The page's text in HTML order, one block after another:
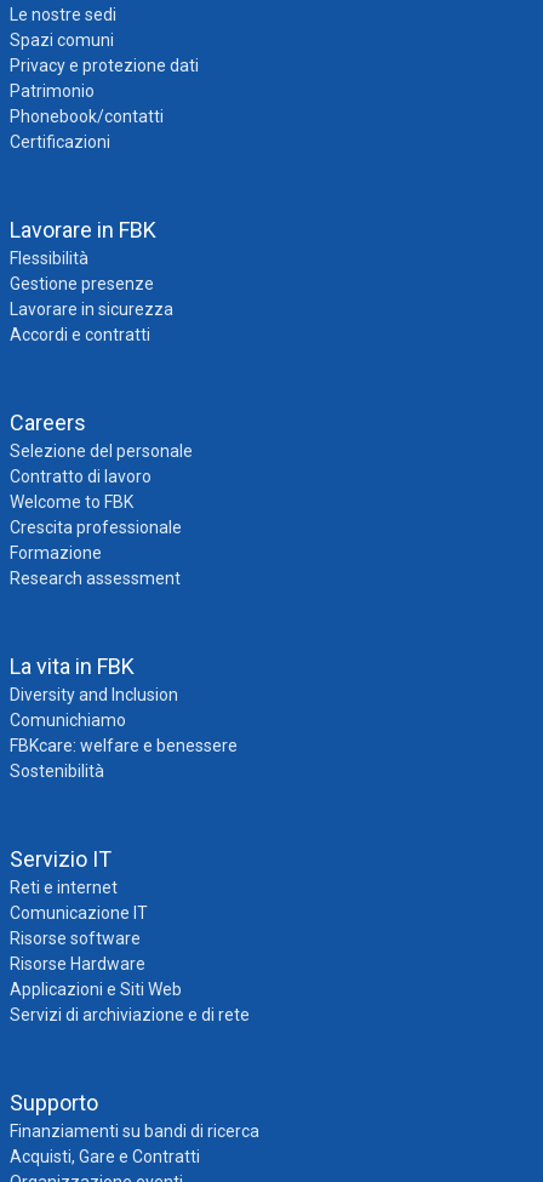
Le nostre sedi
Spazi comuni
Privacy e protezione dati
Patrimonio
Phonebook/contatti
Certificazioni
Lavorare in FBK
Flessibilità
Gestione presenze
Lavorare in sicurezza
Accordi e contratti
Careers
Selezione del personale
Contratto di lavoro
Welcome to FBK
Crescita professionale
Formazione
Research assessment
La vita in FBK
Diversity and Inclusion
Comunichiamo
FBKcare: welfare e benessere
Sostenibilità
Servizio IT
Reti e internet
Comunicazione IT
Risorse software
Risorse Hardware
Applicazioni e Siti Web
Servizi di archiviazione e di rete
Supporto
Finanziamenti su bandi di ricerca
Acquisti, Gare e Contratti